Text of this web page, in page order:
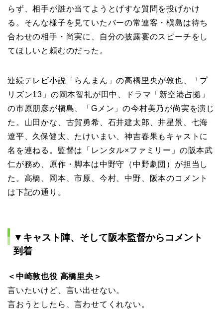
らず、相手が誰か当てようとげすな質問を投げかけ
る。そんな様子を見ていたバーの常連客・槇島は待ち
合わせの相手・尚実に、自分の披露宴のスピーチをし
てほしいと頼むのだった。
連続テレビ小説「らんまん」の高橋里央が敦也、「プ
リズン13」の 岡本智礼が田中、ドラマ「新空港占拠」
の市原朋彦が槇島、「Gメン」の今村美乃が尚実を演じ
た。山田かな、 古賀勇希、石井建太郎、井星景、七海
遼平、久保健太、たけいまい、神吉春果もキャストに
名を連ねる。監督は「レンタル×ファミリー」の阪本武
仁が務め、原作・脚本は中野守（中野劇団）が担当し
た。高橋、岡本、市原、今村、中野、阪本のコメント
は下記の通り。
▼キャスト陣、そして阪本監督からコメント
到着
＜中崎敦也役 ⾼橋⾥央＞
⾔いたいけど、⾔い出せない。
⾔おうとしたら、⾔わせてくれない。